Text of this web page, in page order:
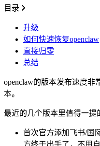
目录
升级
如何快速恢复openclaw
直接归零
总结
openclaw的版本发布速度
本。
最近的几个版本里值得一提
首次官方添加飞书/国